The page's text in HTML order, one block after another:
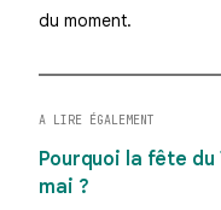
du moment.
A LIRE ÉGALEMENT
Pourquoi la fête
mai ?